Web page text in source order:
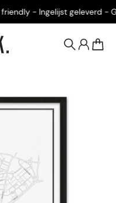
- Ingelijst geleverd -